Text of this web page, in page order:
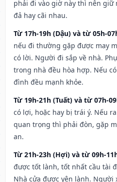
phải đi vào giờ này thì nên giữ
đả hay cãi nhau.
Từ 17h-19h (Dậu) và từ 05h-
nếu đi thường gặp được may
có lời. Người đi sắp về nhà.
trong nhà đều hòa hợp. Nếu
đình đều mạnh khỏe.
Từ 19h-21h (Tuất) và từ 07h-
có lợi, hoặc hay bị trái ý. Nếu
quan trọng thì phải đòn, gặp
an.
Từ 21h-23h (Hợi) và từ 09h-
được tốt lành, tốt nhất cầu tài
Nhà cửa được yên lành.